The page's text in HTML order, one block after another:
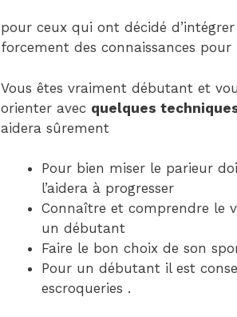
pour ceux qui ont décidé d’intégrer
forcement des connaissances pour
Vous êtes vraiment débutant et
orienter avec quelques
aidera sûrement
Pour bien miser le parieur
l’aidera à progresser
Connaître et comprendre le
un débutant
Faire le bon choix de son
Pour un débutant il est
escroqueries .